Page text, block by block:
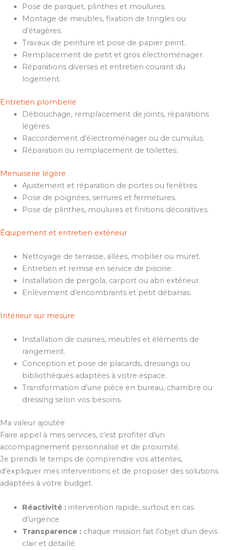
Pose de parquet, plinthes et moulures.
Montage de meubles, fixation de tringles ou
d’étagères.
Travaux de peinture et pose de papier peint.
Remplacement de petit et gros électroménager.
Réparations diverses et entretien courant du
logement.
Entretien plomberie
Débouchage, remplacement de joints, réparations
légères.
Raccordement d’électroménager ou de cumulus.
Réparation ou remplacement de toilettes.
Menuiserie légère
Ajustement et réparation de portes ou fenêtres.
Pose de poignées, serrures et fermetures.
Pose de plinthes, moulures et finitions décoratives.
Équipement et entretien extérieur
Nettoyage de terrasse, allées, mobilier ou muret.
Entretien et remise en service de piscine.
Installation de pergola, carport ou abri extérieur.
Enlèvement d’encombrants et petit débarras.
Intérieur sur mesure
Installation de cuisines, meubles et éléments de
rangement.
Conception et pose de placards, dressings ou
bibliothèques adaptées à votre espace.
Transformation d’une pièce en bureau, chambre ou
dressing selon vos besoins.
Ma valeur ajoutée
Faire appel à mes services, c’est profiter d’un
accompagnement personnalisé et de proximité.
Je prends le temps de comprendre vos attentes,
d’expliquer mes interventions et de proposer des solutions
adaptées à votre budget.
Réactivité :intervention rapide, surtout en cas
d’urgence.
Transparence :chaque mission fait l’objet d’un devis
clair et détaillé.